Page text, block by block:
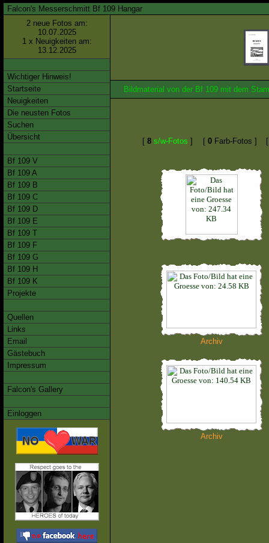
Falcon's Messerschmitt Bf 109 Hangar
2 neue Fotos am:
10.07.2025
1 x Neuigkeiten am:
13.12.2025
Wichtiger Hinweis!
Startseite
Neuigkeiten
Die neusten Fotos
Suchen
Übersicht
Bf 109 V
Bf 109 A
Bf 109 B
Bf 109 C
Bf 109 D
Bf 109 E
Bf 109 T
Bf 109 F
Bf 109 G
Bf 109 H
Bf 109 K
Projekte
Quellen
Links
Email
Gästebuch
Impressum
Falcon's Gallery
Einloggen
Bildmaterial von der Bf 109 mit dem
[ 8 s/w-Fotos ] [ 0 Farb-Fotos ]
Archiv
Archiv